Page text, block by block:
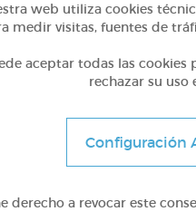
proyecto ha sido
web utiliza cookies
medir visitas, fuentes de
aceptar todas las cookies
rechazar su uso
Configuración
derecho a revocar este